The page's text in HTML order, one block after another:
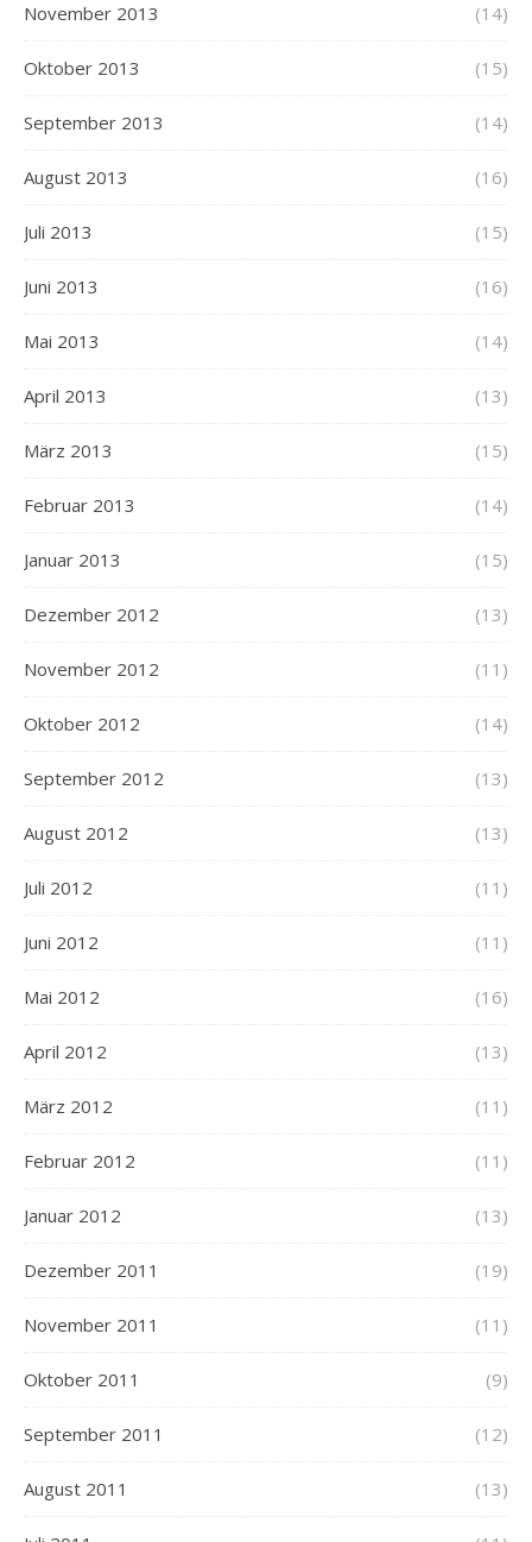
November 2013 (14)
Oktober 2013 (15)
September 2013 (14)
August 2013 (16)
Juli 2013 (15)
Juni 2013 (16)
Mai 2013 (14)
April 2013 (13)
März 2013 (15)
Februar 2013 (14)
Januar 2013 (15)
Dezember 2012 (13)
November 2012 (11)
Oktober 2012 (14)
September 2012 (13)
August 2012 (13)
Juli 2012 (11)
Juni 2012 (11)
Mai 2012 (16)
April 2012 (13)
März 2012 (11)
Februar 2012 (11)
Januar 2012 (13)
Dezember 2011 (19)
November 2011 (11)
Oktober 2011 (9)
September 2011 (12)
August 2011 (13)